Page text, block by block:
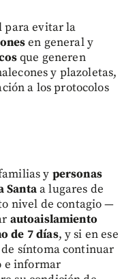
para evitar la
en general y
que generen
y plazoletas,
a los protocolos
y personas
Santaa lugares de
nivel de contagio —
autoaislamiento
de 7 días, y si en ese
síntoma continuar
e informar